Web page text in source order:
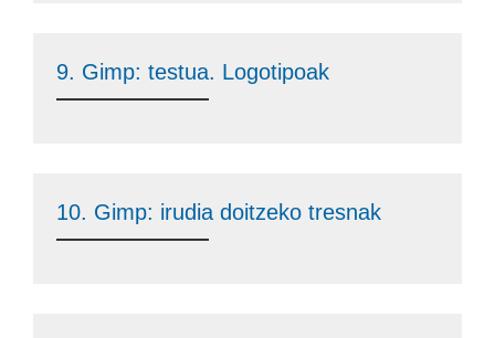
9. Gimp: testua. Logotipoak
10. Gimp: irudia doitzeko tresnak